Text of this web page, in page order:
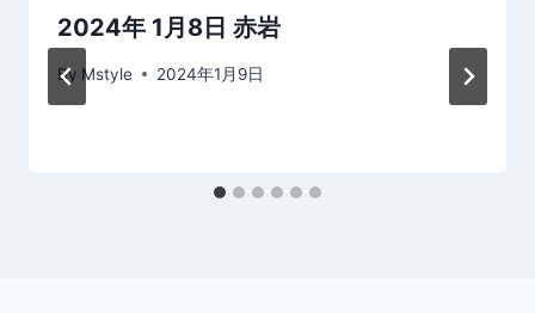
ョ
ン
2024年 1月8日 赤岩
By Mstyle 2024年1月9日